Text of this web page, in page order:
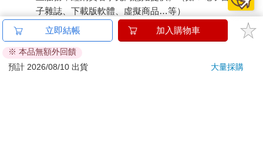
子雜誌、下載版軟體、虛擬商品…等）
已拆封之個人衛生用品。（如：內衣褲、刮鬍刀、除毛
刀…等）
若非上列種類商品，均享有到貨7天的猶豫期（含例假
日）。
立即結帳 加入購物車
※ 本品無額外回饋
預計 2026/08/10 出貨
大量採購